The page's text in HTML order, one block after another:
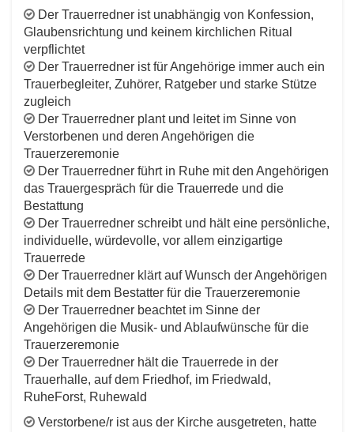
Der Trauerredner ist unabhängig von Konfession,
Glaubensrichtung und keinem kirchlichen Ritual
verpflichtet
Der Trauerredner ist für Angehörige immer auch ein
Trauerbegleiter, Zuhörer, Ratgeber und starke Stütze
zugleich
Der Trauerredner plant und leitet im Sinne von
Verstorbenen und deren Angehörigen die
Trauerzeremonie
Der Trauerredner führt in Ruhe mit den Angehörigen
das Trauergespräch für die Trauerrede und die
Bestattung
Der Trauerredner schreibt und hält eine persönliche,
individuelle, würdevolle, vor allem einzigartige
Trauerrede
Der Trauerredner klärt auf Wunsch der Angehörigen
Details mit dem Bestatter für die Trauerzeremonie
Der Trauerredner beachtet im Sinne der
Angehörigen die Musik- und Ablaufwünsche für die
Trauerzeremonie
Der Trauerredner hält die Trauerrede in der
Trauerhalle, auf dem Friedhof, im Friedwald,
RuheForst, Ruhewald
Verstorbene/r ist aus der Kirche ausgetreten, hatte